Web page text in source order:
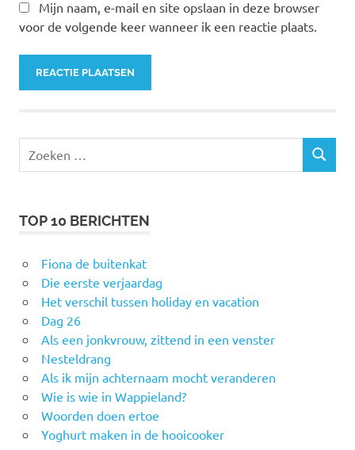
Mijn naam, e-mail en site opslaan in deze browser
voor de volgende keer wanneer ik een reactie plaats.
naar:
ZOEKEN
TOP 10 BERICHTEN
Fiona de buitenkat
Die eerste verjaardag
Het verschil tussen holiday en vacation
Dag 26
Als een jonkvrouw, zittend in een venster
Nesteldrang
Als ik mijn achternaam mocht veranderen
Wie is wie in Wappieland?
Woorden doen ertoe
Yoghurt maken in de hooicooker